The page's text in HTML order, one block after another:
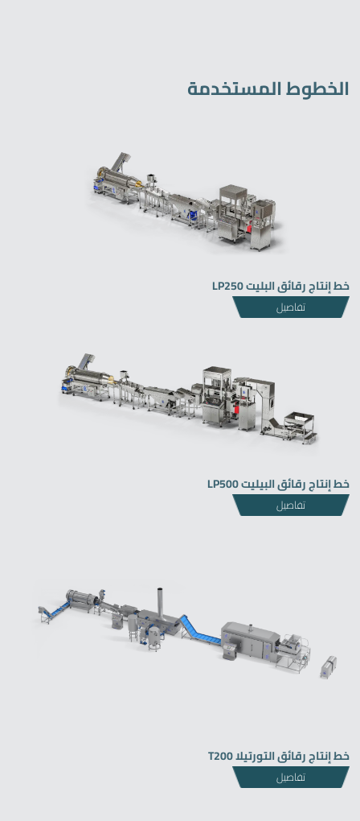
الخطوط المستخدمة
خط إنتاج رقائق البليت LP250
تفاصيل
خط إنتاج رقائق البيليت LP500
تفاصيل
خط إنتاج رقائق التورتيلا T200
تفاصيل
Zirve Extrussion